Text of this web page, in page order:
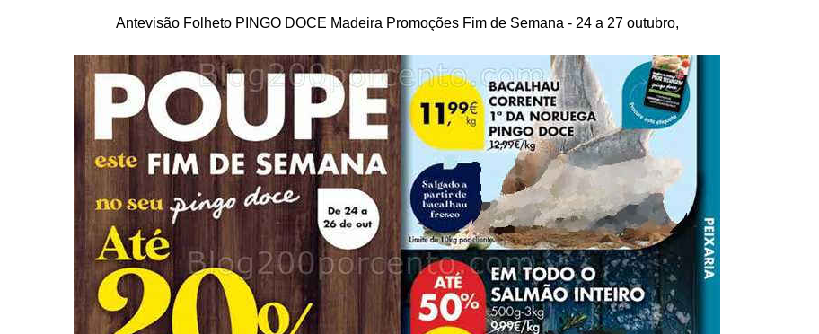
Antevisão Folheto PINGO DOCE Madeira Promoções Fim de Semana - 24 a 27 outubro,